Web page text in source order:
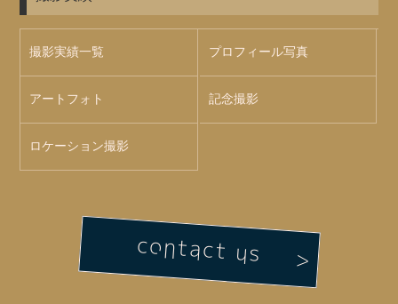
撮影実績一覧 プロフィール写真
アートフォト 記念撮影
ロケーション撮影
contact us